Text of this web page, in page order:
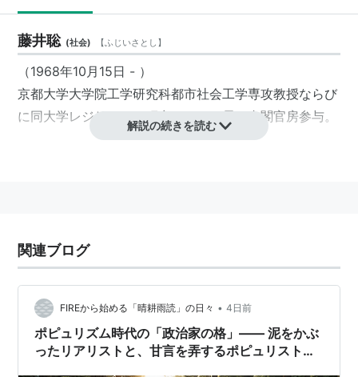
藤井聡 (社会) 【ふじいさとし 】
（1968年10月15日 - ）
京都大学大学院工学研究科都市社会工学専攻教授ならび
に同大学レジリエンス研究ユニット長。内閣官房参与。
解説の続きを読む
関連ブログ
FIREから始める「晴耕雨読」の日々 • 4日前
ポピュリズム時代の「政治家の格」—— 泥をかぶ
ったリアリストと、甘言を弄するポピュリストの